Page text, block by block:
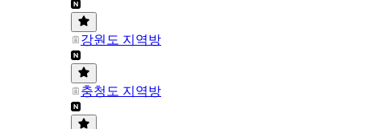
강원도 지역방
충청도 지역방